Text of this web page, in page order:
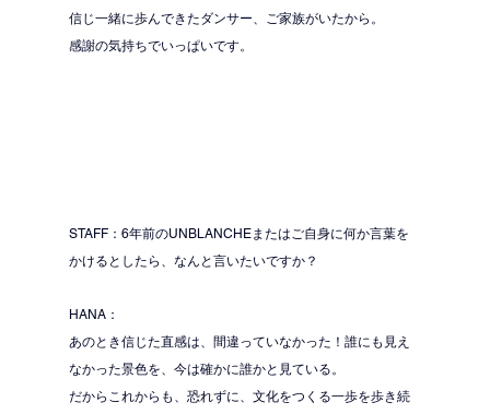
信じ一緒に歩んできたダンサー、ご家族がいたから。
感謝の気持ちでいっぱいです。
STAFF：6年前のUNBLANCHEまたはご自身に何か言葉を
かけるとしたら、なんと言いたいですか？
HANA：
あのとき信じた直感は、間違っていなかった！誰にも見え
なかった景色を、今は確かに誰かと見ている。
だからこれからも、恐れずに、文化をつくる一歩を歩き続